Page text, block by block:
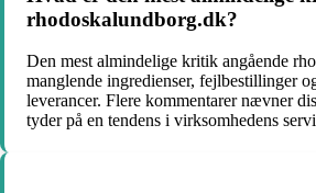
rhodoskalundborg.dk?
Den mest almindelige kritik angående
manglende ingredienser, fejlbestillinger
leverancer. Flere kommentarer nævner
tyder på en tendens i virksomhedens